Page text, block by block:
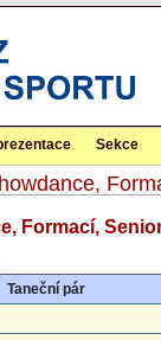
Sekce
Formací,
Taneční pár